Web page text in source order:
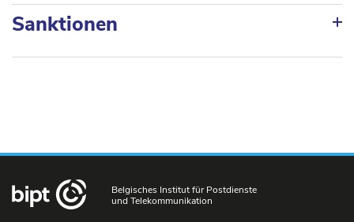
Sanktionen
Belgisches Institut für Postdienste
und Telekommunikation